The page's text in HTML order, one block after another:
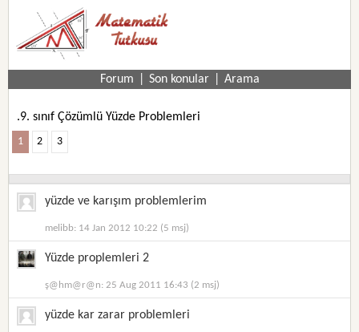
Forum Son konular Arama
.9. sınıf Çözümlü Yüzde Problemleri
1 2 3
yüzde ve karışım problemlerim
melibb: 14 Jan 2012 10:22 (5 msj)
Yüzde proplemleri 2
ş@hm@r@n: 25 Aug 2011 16:43 (2 msj)
yüzde kar zarar problemleri